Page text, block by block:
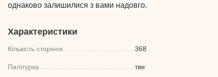
однаково залишилися з вами надовго.
Характеристики
Кількість сторінок 368
Палітурка тве